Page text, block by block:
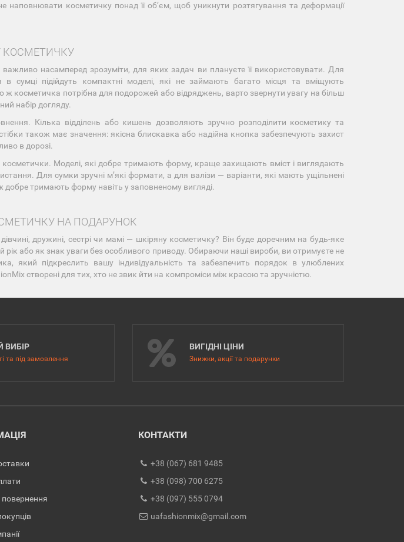
наповнювати косметичку понад її об’єм, щоб уникнути розтягування та деформації
КОСМЕТИЧКУ
насамперед зрозуміти, для яких задач ви плануєте її використовувати. Для
в сумці підійдуть компактні моделі, які не займають багато місця та вміщують
ж косметичка потрібна для подорожей або відряджень, варто звернути увагу на більш
набір догляду.
Кілька відділень або кишень дозволяють зручно розподілити косметику та
також має значення: якісна блискавка або надійна кнопка забезпечують захист
в дорозі.
косметички. Моделі, які добре тримають форму, краще захищають вміст і виглядають
Для сумки зручні м’які формати, а для валізи — варіанти, які мають ущільнені
добре тримають форму навіть у заповненому вигляді.
НА ПОДАРУНОК
дружині, сестрі чи мамі — шкіряну косметичку? Він буде доречним на будь-яке
або як знак уваги без особливого приводу. Обираючи наші вироби, ви отримуєте не
який підкреслить вашу індивідуальність та забезпечить порядок в улюблених
створені для тих, хто не звик йти на компроміси між красою та зручністю.
ВИБІР
та під замовлення
ВИГІДНІ ЦІНИ
Знижки, акції та подарунки
повернення
КОНТАКТИ
+38 (067) 681 9485
+38 (098) 700 6275
+38 (097) 555 0794
uafashionmix@gmail.com